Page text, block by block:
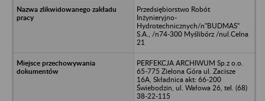
Przedsiębiorstwo Robót
Inżynieryjno-
Hydrotechnicznych/n"BUDMAS"
S.A., /n74-300 Myślibórz /nul.Celna
21
PERFEKCJA ARCHIWUM Sp.z o.o.
65-775 Zielona Góra ul. Zacisze
16A, Składnica akt: 66-200
Świebodzin, ul. Wałowa 26, tel. (68)
38-22-115